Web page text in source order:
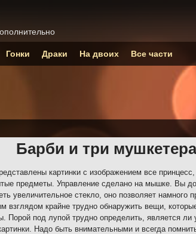
Барби и три мушкетера
картинки с изображением все принцесс,
предметы. Управление сделано на мышке. Вы
увеличительное стекло, оно позволяет намного
взглядом крайне трудно обнаружить вещи,
Порой под лупой трудно определить, является ли
Надо быть внимательными и всегда
Гонки Драки На двоих Все части